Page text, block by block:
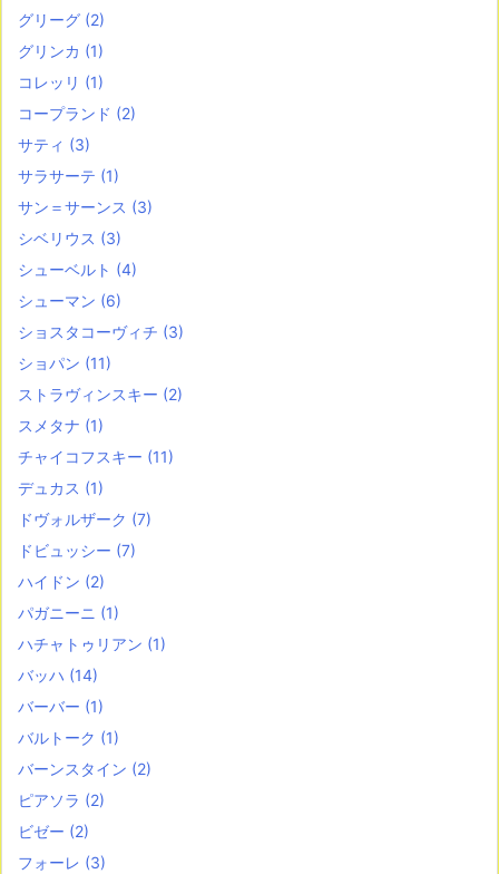
グリーグ (2)
グリンカ (1)
コレッリ (1)
コープランド (2)
サティ (3)
サラサーテ (1)
サン＝サーンス (3)
シベリウス (3)
シューベルト (4)
シューマン (6)
ショスタコーヴィチ (3)
ショパン (11)
ストラヴィンスキー (2)
スメタナ (1)
チャイコフスキー (11)
デュカス (1)
ドヴォルザーク (7)
ドビュッシー (7)
ハイドン (2)
パガニーニ (1)
ハチャトゥリアン (1)
バッハ (14)
バーバー (1)
バルトーク (1)
バーンスタイン (2)
ピアソラ (2)
ビゼー (2)
フォーレ (3)